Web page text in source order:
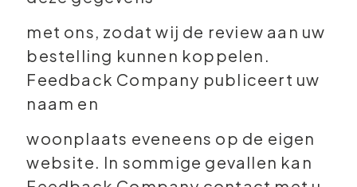
met ons, zodat wij de review aan uw
bestelling kunnen koppelen.
Feedback Company publiceert uw
naam en
woonplaats eveneens op de eigen
website. In sommige gevallen kan